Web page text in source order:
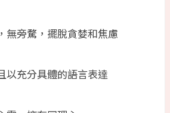
無旁騖，擺脫貪婪和焦慮
以充分具體的語言表達